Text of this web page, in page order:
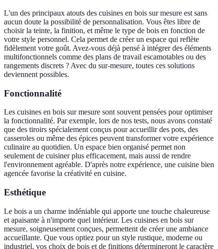
L'un des principaux atouts des cuisines en bois sur mesure est sans
aucun doute la possibilité de personnalisation. Vous êtes libre de
choisir la teinte, la finition, et même le type de bois en fonction de
votre style personnel. Cela permet de créer un espace qui reflète
fidèlement votre goût. Avez-vous déjà pensé à intégrer des éléments
multifonctionnels comme des plans de travail escamotables ou des
rangements discrets ? Avec du sur-mesure, toutes ces solutions
deviennent possibles.
Fonctionnalité
Les cuisines en bois sur mesure sont souvent pensées pour optimiser
la fonctionnalité. Par exemple, lors de nos tests, nous avons constaté
que des tiroirs spécialement conçus pour accueillir des pots, des
casseroles ou même des épices peuvent transformer votre expérience
culinaire au quotidien. Un espace bien organisé permet non
seulement de cuisiner plus efficacement, mais aussi de rendre
l'environnement agréable. D'après notre expérience, une cuisine bien
agencée favorise la créativité en cuisine.
Esthétique
Le bois a un charme indéniable qui apporte une touche chaleureuse
et apaisante à n'importe quel intérieur. Les cuisines en bois sur
mesure, soigneusement conçues, permettent de créer une ambiance
accueillante. Que vous optiez pour un style rustique, moderne ou
industriel, vos choix de bois et de finitions détermineront le caractère